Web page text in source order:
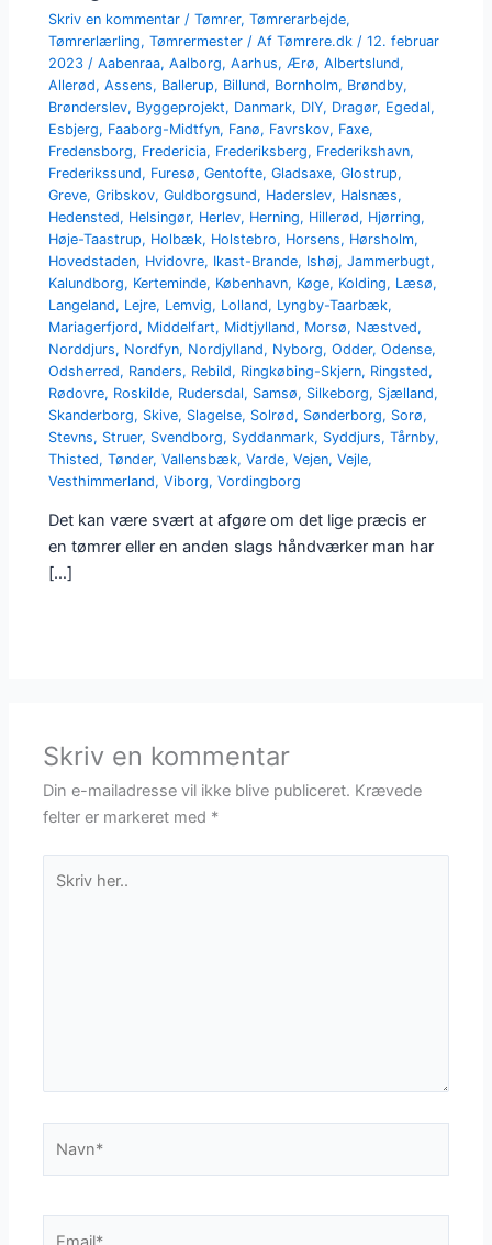
Skriv en kommentar /Tømrer,Tømrerarbejde,
Tømrerlærling,Tømrermester / AfTømrere.dk/12. februar
2023/Aabenraa,Aalborg,Aarhus,Ærø,Albertslund,
Allerød,Assens, Ballerup, Billund, Bornholm, Brøndby,
Brønderslev, Byggeprojekt, Danmark, DIY, Dragør, Egedal,
Esbjerg, Faaborg-Midtfyn, Fanø, Favrskov, Faxe,
Fredensborg, Fredericia, Frederiksberg, Frederikshavn,
Frederikssund, Furesø,Gentofte,Gladsaxe,Glostrup,
Greve,Gribskov,Guldborgsund, Haderslev, Halsnæs,
Hedensted, Helsingør, Herlev, Herning, Hillerød, Hjørring,
Høje-Taastrup, Holbæk, Holstebro, Horsens, Hørsholm,
Hovedstaden, Hvidovre, Ikast-Brande, Ishøj,Jammerbugt,
Kalundborg, Kerteminde, København, Køge, Kolding, Læsø,
Langeland, Lejre, Lemvig, Lolland, Lyngby-Taarbæk,
Mariagerfjord, Middelfart, Midtjylland, Morsø, Næstved,
Norddjurs, Nordfyn, Nordjylland, Nyborg,Odder,Odense,
Odsherred, Randers, Rebild, Ringkøbing-Skjern, Ringsted,
Rødovre, Roskilde, Rudersdal, Samsø, Silkeborg, Sjælland,
Skanderborg, Skive, Slagelse, Solrød, Sønderborg, Sorø,
Stevns, Struer, Svendborg, Syddanmark, Syddjurs,Tårnby,
Thisted,Tønder,Vallensbæk,Varde,Vejen,Vejle,
Vesthimmerland,Viborg,Vordingborg
Det kan være svært at afgøre om det lige præcis er
en tømrer eller en anden slags håndværker man har
[…]
Skriv en kommentar
Din e-mailadresse vil ikke blive publiceret. Krævede
felter er markeret med *
her..